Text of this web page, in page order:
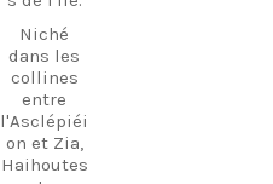
Niché
dans les
collines
entre
l'Asclépiéi
on et Zia,
Haihoutes